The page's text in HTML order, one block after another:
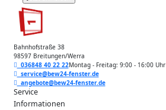
Bahnhofstraße 38
98597 Breitungen/Werra
036848 40 22 22Montag - Freitag: 9:00 - 16:00 Uhr
service@bew24-fenster.de
angebote@bew24-fenster.de
Service
Informationen